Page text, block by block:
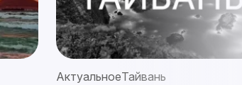
АктуальноеТайвань